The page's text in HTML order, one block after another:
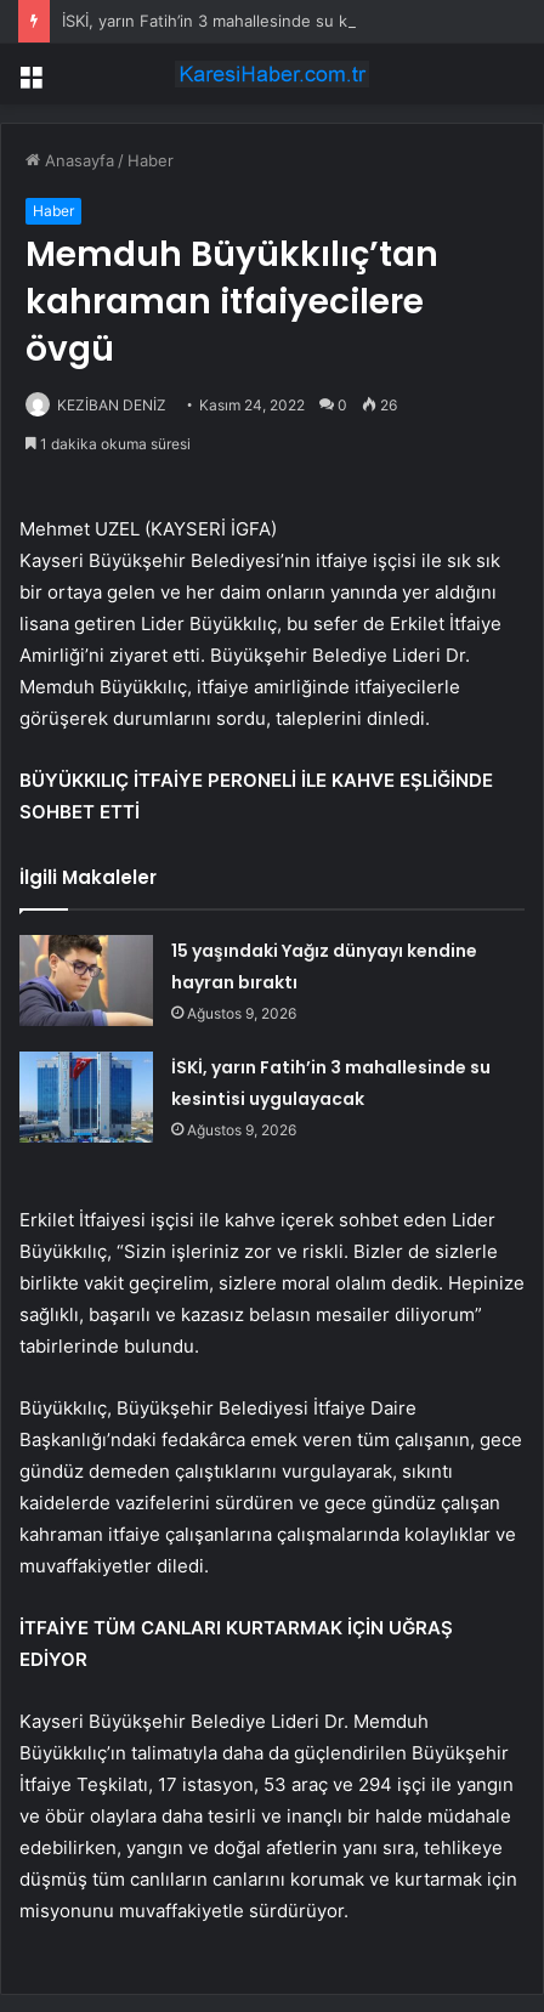
İSKİ, yarın Fatih’in 3 mahallesinde su kesintisi uygulayacak
Menü
Anasayfa / Haber
Haber
Memduh Büyükkılıç’tan
kahraman itfaiyecilere
övgü
KEZİBAN DENİZ Kasım 24, 2022 0 26
1 dakika okuma süresi
Mehmet UZEL (KAYSERİ İGFA)
Kayseri Büyükşehir Belediyesi’nin itfaiye işçisi ile sık sık
bir ortaya gelen ve her daim onların yanında yer aldığını
lisana getiren Lider Büyükkılıç, bu sefer de Erkilet İtfaiye
Amirliği’ni ziyaret etti. Büyükşehir Belediye Lideri Dr.
Memduh Büyükkılıç, itfaiye amirliğinde itfaiyecilerle
görüşerek durumlarını sordu, taleplerini dinledi.
BÜYÜKKILIÇ İTFAİYE PERONELİ İLE KAHVE EŞLİĞİNDE
SOHBET ETTİ
İlgili Makaleler
15 yaşındaki Yağız dünyayı kendine
hayran bıraktı
Ağustos 9, 2026
İSKİ, yarın Fatih’in 3 mahallesinde su
kesintisi uygulayacak
Ağustos 9, 2026
Erkilet İtfaiyesi işçisi ile kahve içerek sohbet eden Lider
Büyükkılıç, “Sizin işleriniz zor ve riskli. Bizler de sizlerle
birlikte vakit geçirelim, sizlere moral olalım dedik. Hepinize
sağlıklı, başarılı ve kazasız belasın mesailer diliyorum”
tabirlerinde bulundu.
Büyükkılıç, Büyükşehir Belediyesi İtfaiye Daire
Başkanlığı’ndaki fedakârca emek veren tüm çalışanın, gece
gündüz demeden çalıştıklarını vurgulayarak, sıkıntı
kaidelerde vazifelerini sürdüren ve gece gündüz çalışan
kahraman itfaiye çalışanlarına çalışmalarında kolaylıklar ve
muvaffakiyetler diledi.
İTFAİYE TÜM CANLARI KURTARMAK İÇİN UĞRAŞ
EDİYOR
Kayseri Büyükşehir Belediye Lideri Dr. Memduh
Büyükkılıç’ın talimatıyla daha da güçlendirilen Büyükşehir
İtfaiye Teşkilatı, 17 istasyon, 53 araç ve 294 işçi ile yangın
ve öbür olaylara daha tesirli ve inançlı bir halde müdahale
edebilirken, yangın ve doğal afetlerin yanı sıra, tehlikeye
düşmüş tüm canlıların canlarını korumak ve kurtarmak için
misyonunu muvaffakiyetle sürdürüyor.